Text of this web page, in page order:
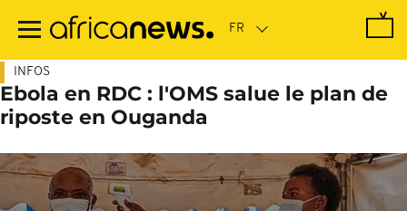
contenu
INFOS
Ebola en RDC : l'OMS salue le plan de
riposte en Ouganda